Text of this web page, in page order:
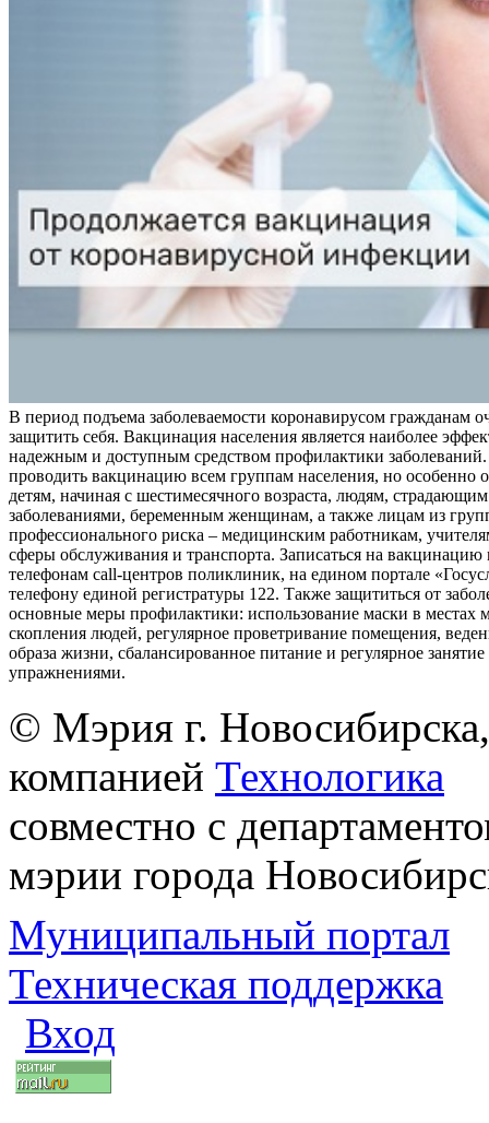
В период подъема заболеваемости коронавирусом гражданам
защитить себя. Вакцинация населения является наиболее
надежным и доступным средством профилактики заболеваний.
проводить вакцинацию всем группам населения, но особенно
детям, начиная с шестимесячного возраста, людям,
заболеваниями, беременным женщинам, а также лицам из
профессионального риска – медицинским работникам,
сферы обслуживания и транспорта. Записаться на
телефонам call-центров поликлиник, на едином портале
телефону единой регистратуры 122. Также защититься от
основные меры профилактики: использование маски в местах
скопления людей, регулярное проветривание помещения,
образа жизни, сбалансированное питание и регулярное
упражнениями.
© Мэрия г.
компанией Технологика
совместно с
мэрии города
Муниципальный портал
Техническая поддержка
Вход